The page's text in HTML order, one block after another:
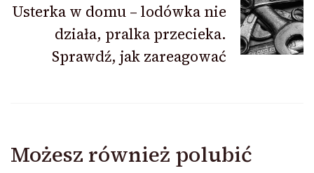
Usterka w domu – lodówka nie
działa, pralka przecieka.
Sprawdź, jak zareagować
Możesz również polubić